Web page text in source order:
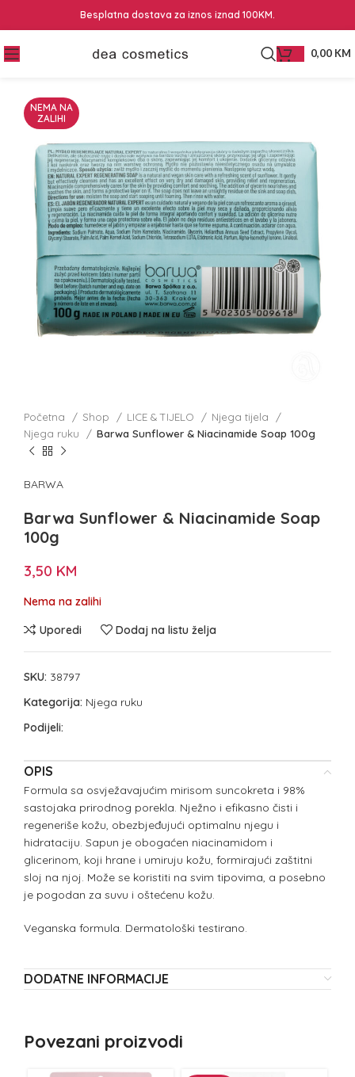
Besplatna dostava za iznos iznad 100KM.
0,00 KM
NEMA NA
ZALIHI
Početna Shop LICE & TIJELO
Njega tijela
Njega ruku
Barwa Sunflower & Niacinamide Soap 100g
BARWA
Barwa Sunflower & Niacinamide Soap
100g
3,50 KM
Nema na zalihi
Uporedi
Dodaj na listu želja
SKU: 38797
Kategorija: Njega ruku
Podijeli:
OPIS
Formula sa osvježavajućim mirisom suncokreta i 98%
sastojaka prirodnog porekla. Nježno i efikasno čisti i
regeneriše kožu, obezbjeđujući optimalnu njegu i
hidrataciju. Sapun je obogaćen niacinamidom i
glicerinom, koji hrane i umiruju kožu, formirajući zaštitni
sloj na njoj. Može se koristiti na svim tipovima, a posebno
je pogodan za suvu i oštećenu kožu.
Veganska formula. Dermatološki testirano.
DODATNE INFORMACIJE
Povezani proizvodi